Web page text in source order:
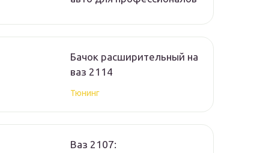
Бачок расширительный на
ваз 2114
Тюнинг
Ваз 2107: